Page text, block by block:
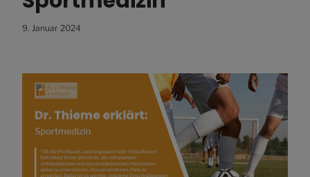
9. Januar 2024